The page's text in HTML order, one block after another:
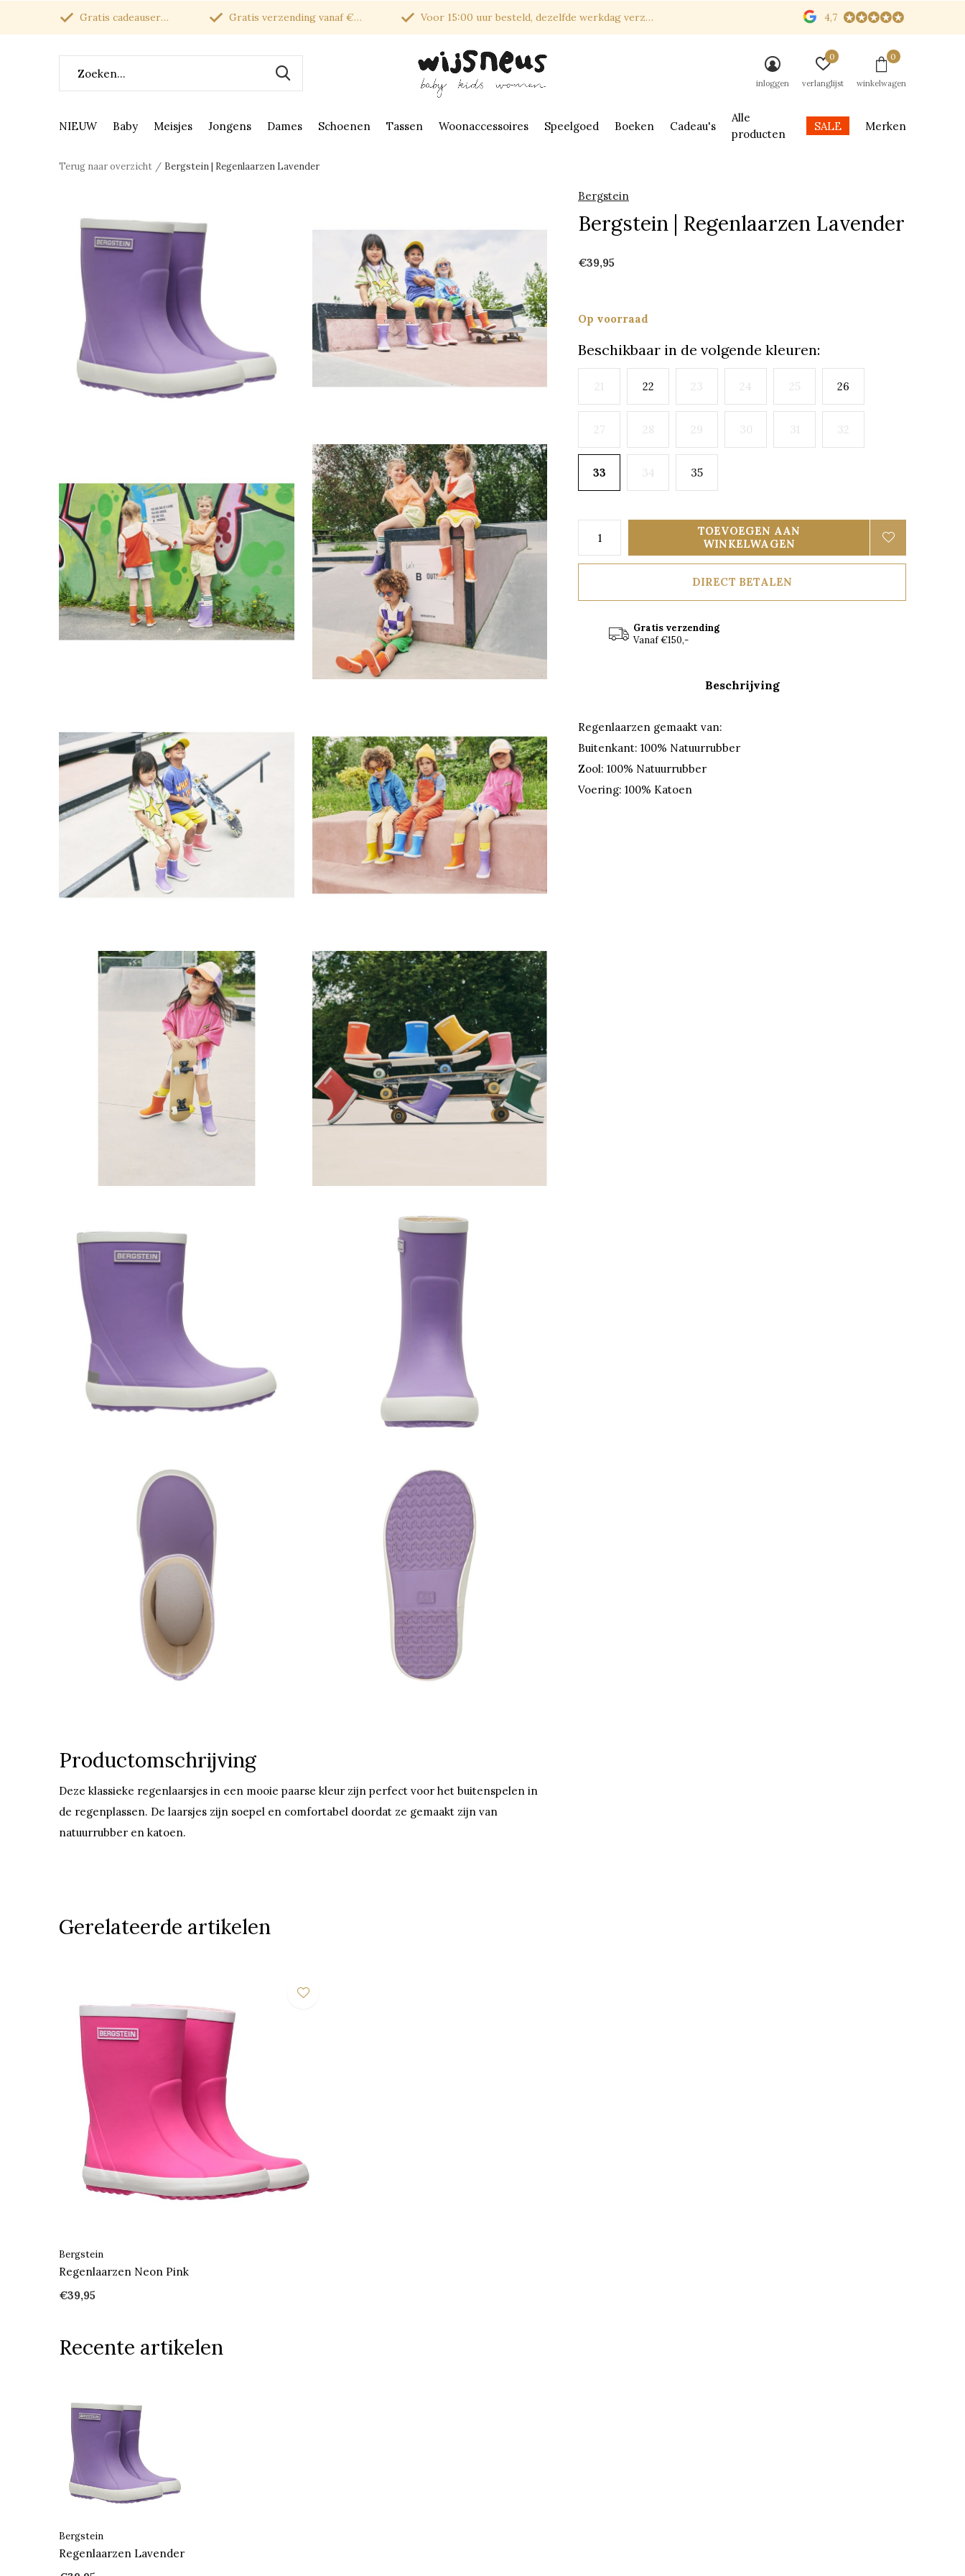
NIEUW Baby Meisjes Jongens Dames Schoenen Tassen Woonaccessoires Speelgoed Boeken Cadeau's
Alle
producten
SALE Merken
inloggen verlanglijst
0
winkelwagen
0
Gratis cadeauservice Gratis verzending vanaf €150* Voor 15:00 uur besteld, dezelfde werkdag verzonden 4,7
Terug naar overzicht Bergstein | Regenlaarzen Lavender
Bergstein
Bergstein | Regenlaarzen Lavender
€39,95
Op voorraad
Beschikbaar in de volgende kleuren:
21 22 23 24 25 26
27 28 29 30 31 32
33 34 35
TOEVOEGEN AAN
WINKELWAGEN
DIRECT BETALEN
Gratis verzending
Vanaf €150,-
Beschrijving
Regenlaarzen gemaakt van:
Buitenkant: 100% Natuurrubber
Zool: 100% Natuurrubber
Voering: 100% Katoen
Productomschrijving
Deze klassieke regenlaarsjes in een mooie paarse kleur zijn perfect voor het buitenspelen in
de regenplassen. De laarsjes zijn soepel en comfortabel doordat ze gemaakt zijn van
natuurrubber en katoen.
Gerelateerde artikelen
Bergstein
Regenlaarzen Neon Pink
€39,95
Recente artikelen
Bergstein
Regenlaarzen Lavender